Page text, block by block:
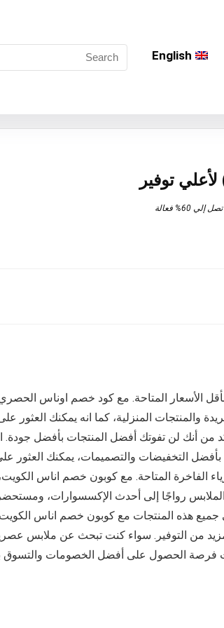
English
فعالة
الأسعار المتاحة. مع كود خصم اوناس
المنزلية، كما انه يمكنك العثور
من أنك لن تفوتك أفضل المنتجات بأفضل جودة.
التخفيضات والتصميمات، يمكنك العثور
الفاخرة المتاحة. مع كوبون خصم اناس
رواجًا إلى أحدث الإكسسوارات،
جميع هذه المنتجات مع كوبون خصم اناس
من التوفير. سواء كنت تبحث عن ملابس
فرصة الحصول على أفضل الخصومات والتسوق